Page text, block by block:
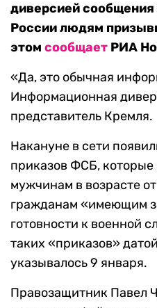
диверсией сообщения
России людям
этом сообщает РИА
«Да, это обычная
Информационная
представитель Кремля.
Накануне в сети
приказов ФСБ,
мужчинам в возрасте
гражданам «имеющим
готовности к военной
таких «приказов»
указывалось 9 января.
Правозащитник Павел